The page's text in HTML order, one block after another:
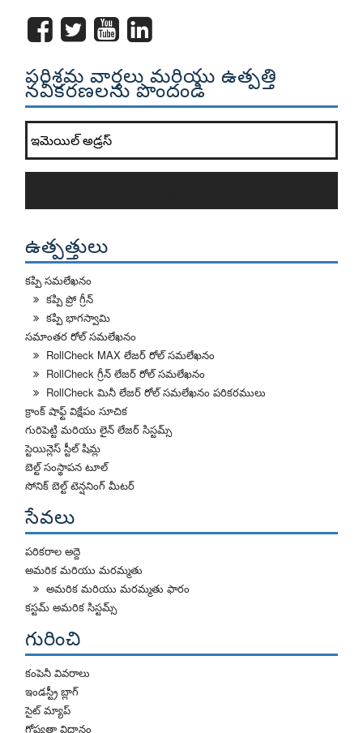
పరిశ్రమ వార్తలు మరియు ఉత్పత్తి
నవీకరణలను పొందండి
మా వార్తాలేఖను జాబితాలో చేరండి? *
ఉత్పత్తులు
కప్పి సమలేఖనం
కప్పి ప్రో గ్రీన్
కప్పి భాగస్వామి
సమాంతర రోల్ సమలేఖనం
RollCheck MAX లేజర్ రోల్ సమలేఖనం
RollCheck గ్రీన్ లేజర్ రోల్ సమలేఖనం
RollCheck మినీ లేజర్ రోల్ సమలేఖనం పరికరములు
క్రాంక్ షాఫ్ట్ విక్షేపం సూచిక
గురిపెట్టి మరియు లైన్ లేజర్ సిస్టమ్స్
స్టెయిన్లెస్ స్టీల్ షిమ్ల
బెల్ట్ సంస్థాపన టూల్
సోనిక్ బెల్ట్ టెన్షనింగ్ మీటర్
సేవలు
పరికరాల అద్దె
అమరిక మరియు మరమ్మతు
అమరిక మరియు మరమ్మతు ఫారం
కస్టమ్ అమరిక సిస్టమ్స్
గురించి
కంపెనీ వివరాలు
ఇండస్ట్రీ బ్లాగ్
సైట్ మ్యాప్
గోప్యతా విధానం